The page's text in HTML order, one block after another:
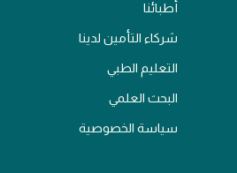
أطبائنا
شركاء التأمين لدينا
التعليم الطبي
البحث العلمي
سياسة الخصوصية